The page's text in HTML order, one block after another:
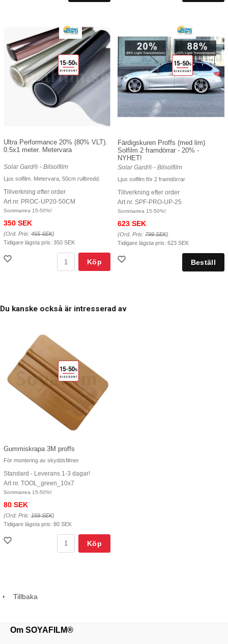
Ultra Performance 20% (80% VLT).
0.5x1 meter. Metervara
Solar Gard® - Bilsolfilm
Ljus solfilm. Metervara, 50cm rullbredd.
Tillverkning efter order
Art nr. PROC-UP20-50CM
Sommarrea 15-50%!
350 SEK
(Ord. Pris: 455 SEK)
Tidigare lägsta pris: 350 SEK
Köp
Färdigskuren Proffs (med lim)
Solfilm 2 framdörrar - 20% -
NYHET!
Solar Gard® - Bilsolfilm
Ljus solfilm för 2 framdörrar
Tillverkning efter order
Art nr. SPF-PRO-UP-25
Sommarrea 15-50%!
623 SEK
(Ord. Pris: 799 SEK)
Tidigare lägsta pris: 623 SEK
Du kanske också är intresserad av
Gummiskrapa 3M proffs
För montering av skyddsfilmer
Standard - Leverans 1-3 dagar!
Art nr. TOOL_green_10x7
Sommarrea 15-50%!
80 SEK
(Ord. Pris: 159 SEK)
Tidigare lägsta pris: 80 SEK
Köp
Tillbaka
Om SOYAFILM®